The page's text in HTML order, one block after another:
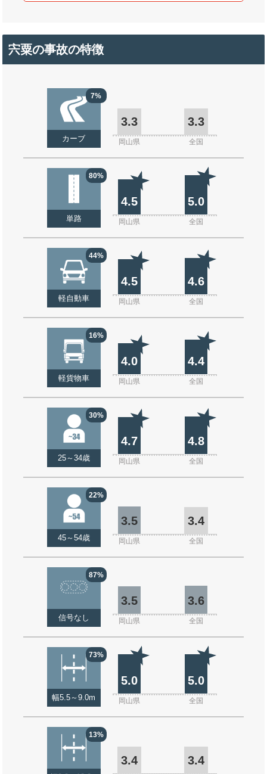
宍粟の事故の特徴
7%
カーブ
3.3 3.3
岡山県 全国
80%
単路
4.5 5.0
岡山県 全国
44%
軽自動車
4.5 4.6
岡山県 全国
16%
軽貨物車
4.0 4.4
岡山県 全国
30%
25～34歳
4.7 4.8
岡山県 全国
22%
45～54歳
3.5 3.4
岡山県 全国
87%
信号なし
3.5 3.6
岡山県 全国
73%
幅5.5～9.0m
5.0 5.0
岡山県 全国
13%
3.4 3.4